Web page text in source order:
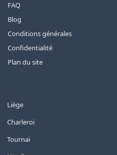
FAQ
Blog
Conditions générales
Confidentialité
Plan du site
Liège
Charleroi
Tournai